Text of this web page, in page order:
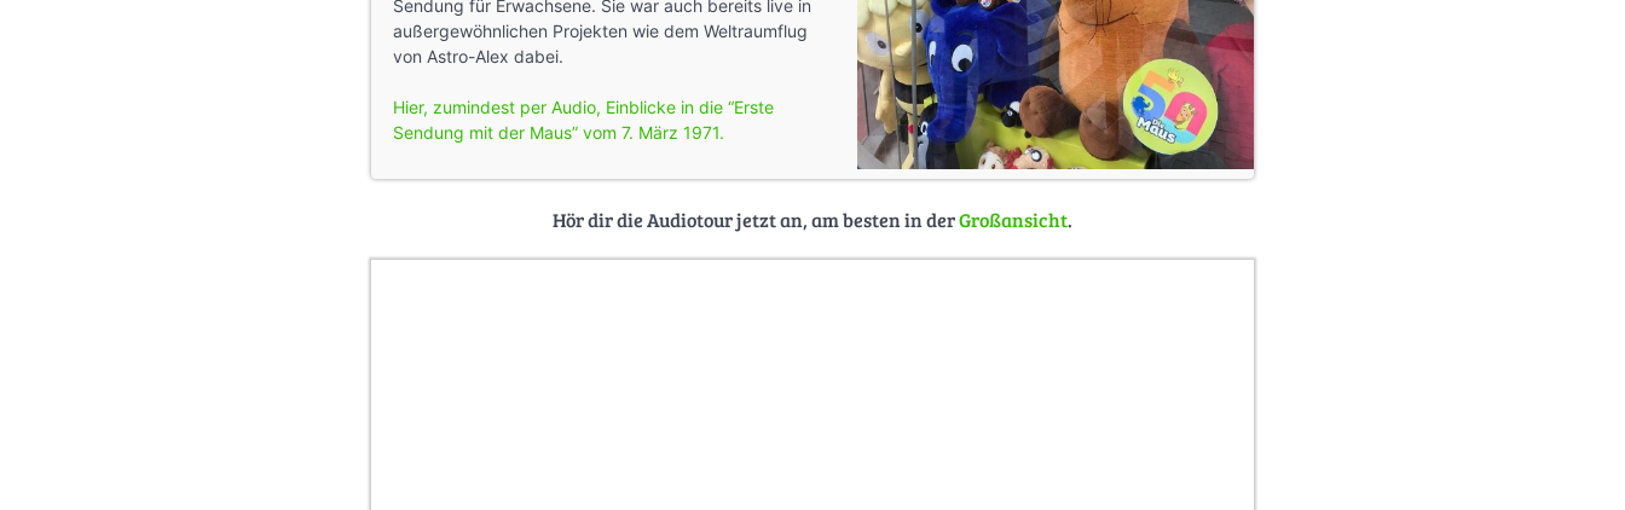
Sendung für Erwachsene. Sie war auch bereits live in
außergewöhnlichen Projekten wie dem Weltraumflug
von Astro-Alex dabei.
Hier, zumindest per Audio, Einblicke in die “Erste
Sendung mit der Maus” vom 7. März 1971.
Hör dir die Audiotour jetzt an, am besten in derGroßansicht.